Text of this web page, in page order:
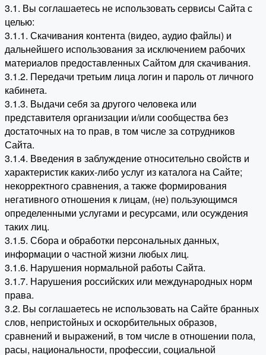
3.1. Вы соглашаетесь не использовать сервисы Сайта с
целью:
3.1.1. Скачивания контента (видео, аудио файлы) и
дальнейшего использования за исключением рабочих
материалов предоставленных Сайтом для скачивания.
3.1.2. Передачи третьим лица логин и пароль от личного
кабинета.
3.1.3. Выдачи себя за другого человека или
представителя организации и/или сообщества без
достаточных на то прав, в том числе за сотрудников
Сайта.
3.1.4. Введения в заблуждение относительно свойств и
характеристик каких-либо услуг из каталога на Сайте;
некорректного сравнения, а также формирования
негативного отношения к лицам, (не) пользующимся
определенными услугами и ресурсами, или осуждения
таких лиц.
3.1.5. Сбора и обработки персональных данных,
информации о частной жизни любых лиц.
3.1.6. Нарушения нормальной работы Сайта.
3.1.7. Нарушения российских или международных норм
права.
3.2. Вы соглашаетесь не использовать на Сайте бранных
слов, непристойных и оскорбительных образов,
сравнений и выражений, в том числе в отношении пола,
расы, национальности, профессии, социальной